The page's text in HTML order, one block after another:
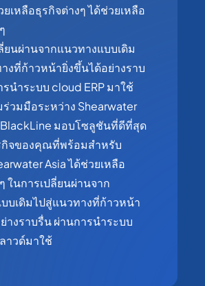
ยเหลือธุรกิจต่างๆ ได้ช่วยเหลือ
ยนผ่านจากแนวทางแบบเดิม
งที่ก้าวหน้ายิ่งขึ้นได้อย่างราบ
นำระบบ cloud ERP มาใช้
ร่วมมือระหว่าง Shearwater
BlackLine มอบโซลูชันที่ดีที่สุด
กิจของคุณที่พร้อมสำหรับ
Asia ได้ช่วยเหลือ
ในการเปลี่ยนผ่านจาก
บเดิมไปสู่แนวทางที่ก้าวหน้า
างราบรื่น ผ่านการนำระบบ
าวด์มาใช้